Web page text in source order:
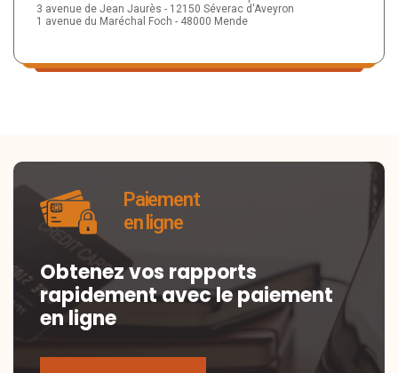
3 avenue de Jean Jaurès - 12150 Séverac d'Aveyron
1 avenue du Maréchal Foch - 48000 Mende
Paiement
en ligne
Obtenez vos rapports
rapidement avec le paiement
en ligne